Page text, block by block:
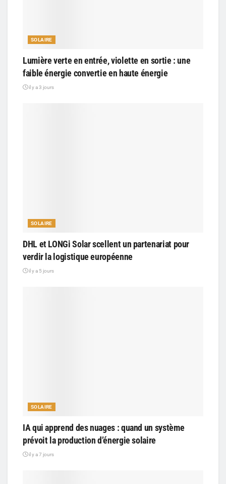
SOLAIRE
Lumière verte en entrée, violette en sortie : une
faible énergie convertie en haute énergie
il y a 3 jours
SOLAIRE
DHL et LONGi Solar scellent un partenariat pour
verdir la logistique européenne
il y a 5 jours
SOLAIRE
IA qui apprend des nuages : quand un système
prévoit la production d’énergie solaire
il y a 7 jours